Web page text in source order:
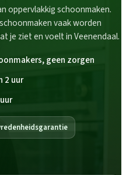
oppervlakkig schoonmaken.
vaak worden
je ziet en voelt in Veenendaal.
geen zorgen
2 uur